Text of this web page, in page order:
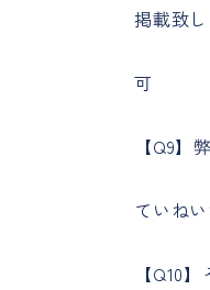
掲載致し
可
【Q9
ていね
【Q10